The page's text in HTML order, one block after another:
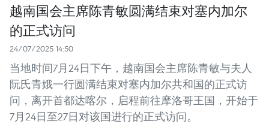
越南国会主席陈青敏圆满结束对塞内加尔
的正式访问
24/07/2025 14:50
当地时间7月24日下午，越南国会主席陈青敏与夫人
阮氏青娥一行圆满结束对塞内加尔共和国的正式访
问，离开首都达喀尔，启程前往摩洛哥王国，开始于
7月24日至27日对该国进行的正式访问。